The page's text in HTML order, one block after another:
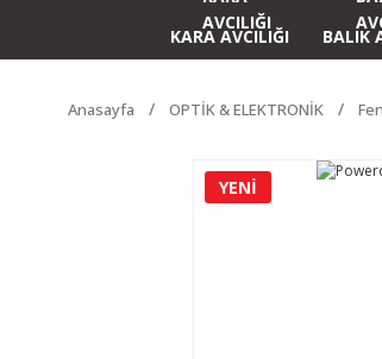
KARA AVCILIĞI BALIK
Anasayfa OPTİK & ELEKTRONİK
YENİ